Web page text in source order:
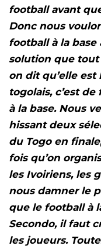
football avant
Donc nous
football à la base
solution que tout
on dit qu’elle
togolais, c’est
à la base. Nous
hissant deux
du Togo en
fois qu’on
les Ivoiriens, les
nous damner le
que le football à
Secondo, il faut
les joueurs.